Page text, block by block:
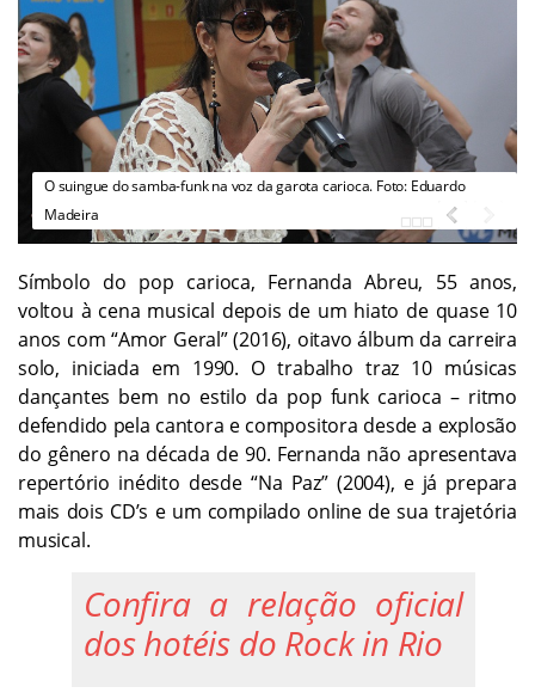
O suingue do samba-funk na voz da garota carioca. Foto: Eduardo
Madeira
Símbolo do pop carioca, Fernanda Abreu, 55 anos,
voltou à cena musical depois de um hiato de quase 10
anos com “Amor Geral” (2016), oitavo álbum da carreira
solo, iniciada em 1990. O trabalho traz 10 músicas
dançantes bem no estilo da pop funk carioca – ritmo
defendido pela cantora e compositora desde a explosão
do gênero na década de 90. Fernanda não apresentava
repertório inédito desde “Na Paz” (2004), e já prepara
mais dois CD’s e um compilado online de sua trajetória
musical.
Confira a relação oficial
dos hotéis do Rock in Rio